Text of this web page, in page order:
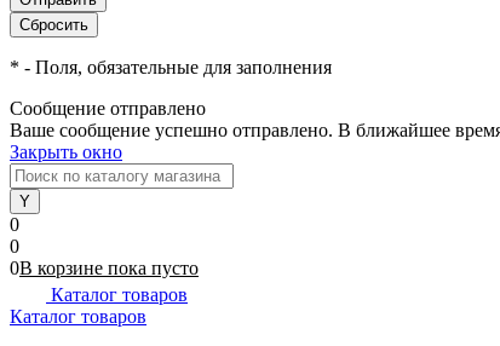
* - Поля, обязательные для заполнения
Сообщение отправлено
Ваше сообщение успешно отправлено. В ближайшее
Закрыть окно
0
0
0В корзине пока пусто
Каталог товаров
Каталог товаров